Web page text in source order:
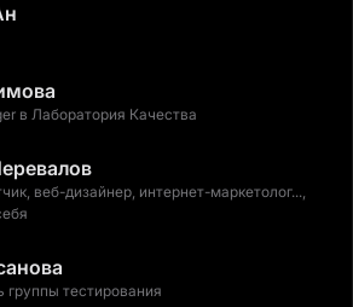
в Лаборатория Качества
веб-дизайнер, интернет-маркетолог...,
группы тестирования